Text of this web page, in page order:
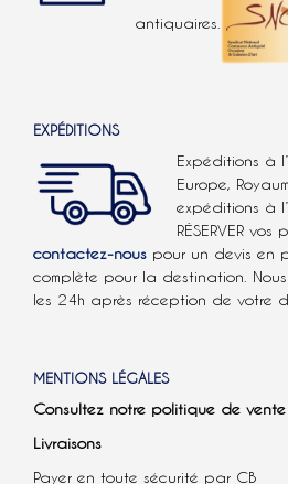
antiquaires.
EXPÉDITIONS
Expéditions à
Europe,
expéditions à
RÉSERVER
contactez-nous pour un devis en
complète pour la destination.
les 24h après réception de votre
MENTIONS LÉGALES
Consultez notre politique de
Livraisons
Payer en toute sécurité par CB